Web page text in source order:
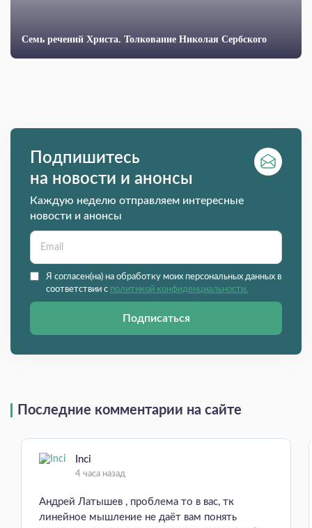
Семь речений Христа. Толкование Николая Сербского
Подпишитесь
на новости и анонсы
Каждую неделю отправляем интересные
новости и анонсы
Я согласен(на) на обработку моих персональных данных в
соответствии с политикой конфиденциальности.
Подписаться
Последние комментарии на сайте
Inci
4 часа назад
Андрей Латышев , проблема то в вас, тк
линейное мышление не даёт вам понять